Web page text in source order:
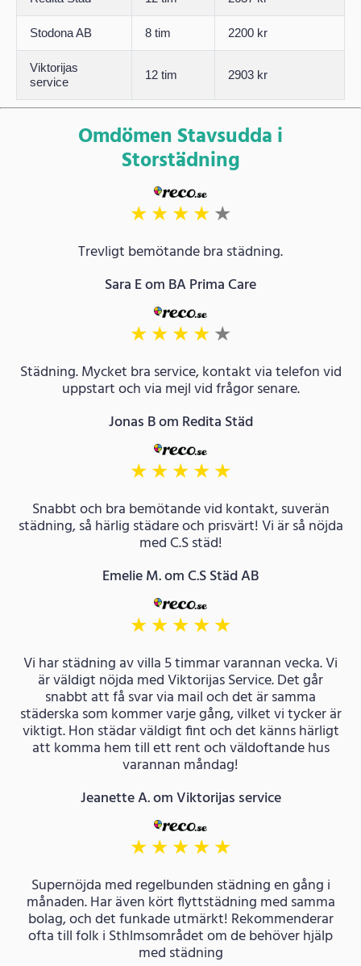
Stodona AB 8 tim 2200 kr
Viktorijas
service
12 tim 2903 kr
Omdömen Stavsudda i
Storstädning
★★★★★
Trevligt bemötande bra städning.
Sara E om BA Prima Care
★★★★★
Städning. Mycket bra service, kontakt via telefon vid
uppstart och via mejl vid frågor senare.
Jonas B om Redita Städ
★★★★★
Snabbt och bra bemötande vid kontakt, suverän
städning, så härlig städare och prisvärt! Vi är så nöjda
med C.S städ!
Emelie M. om C.S Städ AB
★★★★★
Vi har städning av villa 5 timmar varannan vecka. Vi
är väldigt nöjda med Viktorijas Service. Det går
snabbt att få svar via mail och det är samma
städerska som kommer varje gång, vilket vi tycker är
viktigt. Hon städar väldigt fint och det känns härligt
att komma hem till ett rent och väldoftande hus
varannan måndag!
Jeanette A. om Viktorijas service
★★★★★
Supernöjda med regelbunden städning en gång i
månaden. Har även kört flyttstädning med samma
bolag, och det funkade utmärkt! Rekommenderar
ofta till folk i Sthlmsområdet om de behöver hjälp
med städning